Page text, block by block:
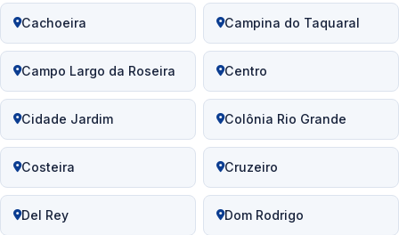
Cachoeira Campina do Taquaral
Campo Largo da Roseira Centro
Cidade Jardim Colônia Rio Grande
Costeira Cruzeiro
Del Rey Dom Rodrigo